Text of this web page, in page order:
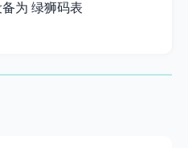
为 绿狮码表